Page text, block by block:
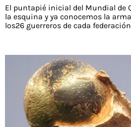
El puntapié inicial del Mundial de
la esquina y ya conocemos la
los26 guerreros de cada